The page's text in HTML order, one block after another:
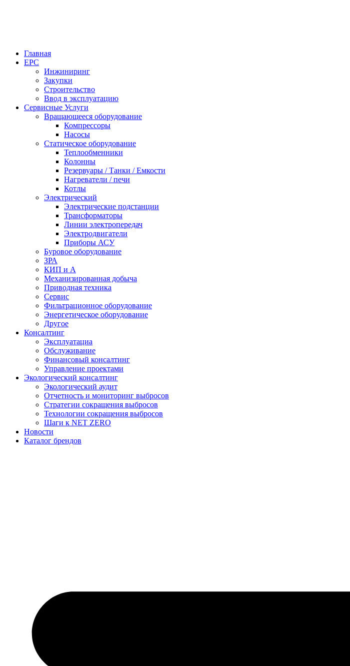
Главная
EPC
Инжиниринг
Закупки
Строительство
Ввод в эксплуатацию
Сервисные Услуги
Вращающееся оборудование
Компрессоры
Насосы
Статическое оборудование
Теплообменники
Колонны
Резервуары / Танки / Емкости
Нагреватели / печи
Котлы
Электрический
Электрические подстанции
Трансформаторы
Линии электропередач
Электродвигатели
Приборы АСУ
Буровое оборудование
ЗРА
КИП и А
Механизированная добыча
Приводная техника
Сервис
Фильтрационное оборудование
Энергетическое оборудование
Другое
Консалтинг
Эксплуатациа
Обслуживание
Финансовый консалтинг
Управление проектами
Экологический консалтинг
Экологический аудит
Отчетность и мониторинг выбросов
Стратегии сокращения выбросов
Технологии сокращения выбросов
Шаги к NET ZERO
Новости
Каталог брендов